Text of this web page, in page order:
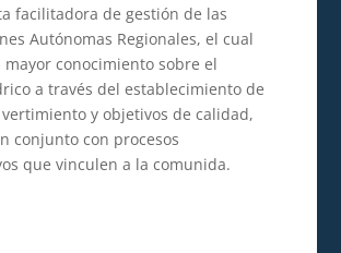
facilitadora de gestión de las
Autónomas Regionales, el cual
conocimiento sobre el
a través del establecimiento de
y objetivos de calidad,
conjunto con procesos
que vinculen a la comunida.